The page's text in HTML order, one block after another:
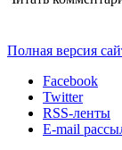
Полная версия
Facebook
Twitter
RSS-ленты
E-mail